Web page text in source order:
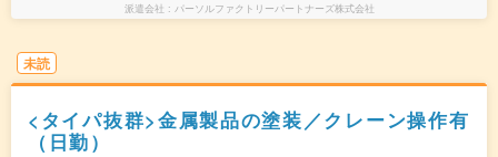
派遣会社 パーソルファクトリーパートナーズ株式会社
未読
<タイパ抜群>金属製品の塗装／クレーン操作有
（日勤）